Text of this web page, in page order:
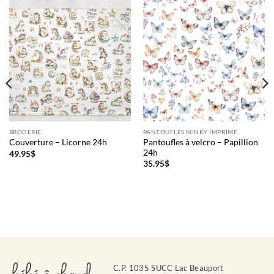
BRODERIE
Couverture – Licorne 24h
49.95$
PANTOUFLES MINKY IMPRIMÉ
Pantoufles à velcro – Papillion
24h
35.95$
C.P. 1035 SUCC Lac Beauport